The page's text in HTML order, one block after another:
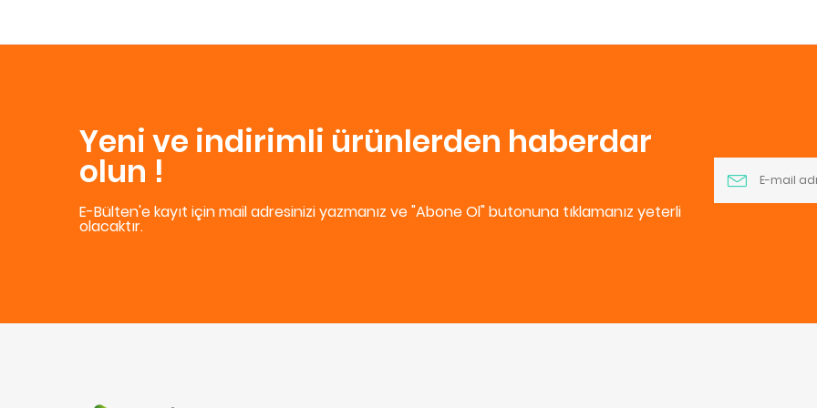
Yeni ve indirimli ürünlerden haberdar
olun !
E-Bülten'e kayıt için mail adresinizi yazmanız ve "Abone Ol" butonuna tıklamanız yeterli
olacaktır.